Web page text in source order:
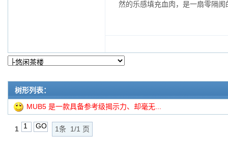
然的乐感填充血肉，是一扇零隔
树形列表：
MUB5 是一款具备参考级揭示力、却毫无...
1 1条 1/1 页